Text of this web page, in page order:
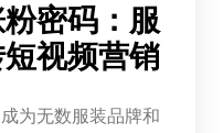
密码：服
视频营销
为无数服装品牌和